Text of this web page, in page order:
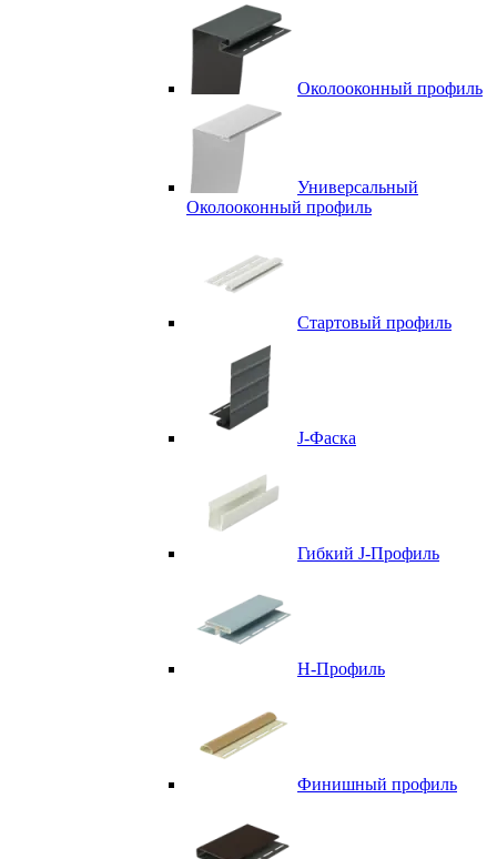
Околооконный профиль
Универсальный
Околооконный профиль
Стартовый профиль
J-Фаска
Гибкий J-Профиль
H-Профиль
Финишный профиль